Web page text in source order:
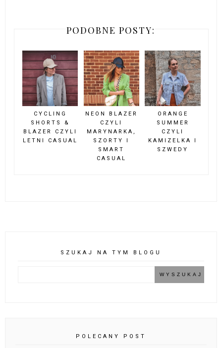
PODOBNE POSTY:
CYCLING
SHORTS &
BLAZER CZYLI
LETNI CASUAL
NEON BLAZER
CZYLI
MARYNARKA,
SZORTY I
SMART
CASUAL
ORANGE
SUMMER
CZYLI
KAMIZELKA I
SZWEDY
SZUKAJ NA TYM BLOGU
POLECANY POST